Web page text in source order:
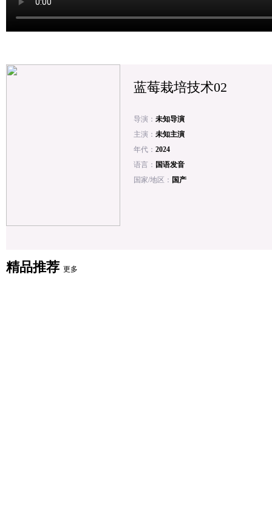
蓝莓栽培技术02
导演： 未知导演
主演： 未知主演
年代： 2024
语言： 国语发音
国家/地区： 国产
精品推荐 更多